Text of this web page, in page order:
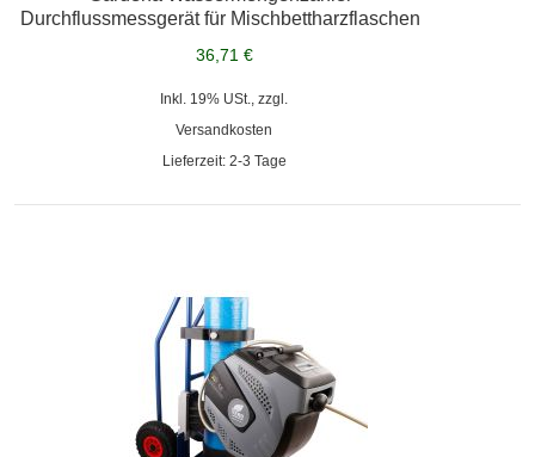
Durchflussmessgerät für Mischbettharzflaschen
36,71 €
Inkl. 19% USt., zzgl.
Versandkosten
Lieferzeit: 2-3 Tage